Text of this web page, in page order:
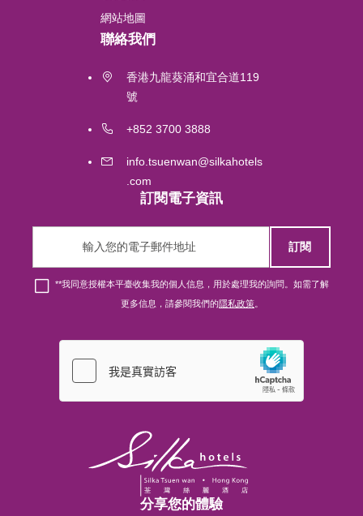
Labuan
Gold Coast
Melbourne
新山
吉隆坡
網站地圖
聯絡我們
香港九龍葵涌和宜合道119
號
+852 3700 3888
info.tsuenwan@silkahotels
.com
訂閱電子資訊
訂閱
**我同意授權本平臺收集我的個人信息，用於處理我的詢問。如需了解
更多信息，請參閱我們的隱私政策
分享您的體驗